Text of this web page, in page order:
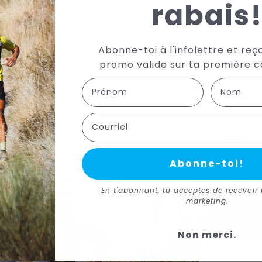
DE SATISFACTION
de 30 jours pour tous
à prix régulier.
RETOURS SIMPLES ET
Politique de retour simple et
jours suivant votre
rabais!
Abonne-toi à l'infolettre et
promo valide sur ta première
First Name Last name
Courriel
Abonne-toi!
En t'abonnant, tu acceptes de recevoir
marketing.
Non merci.